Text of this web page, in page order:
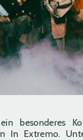
besonderes
In Extremo.